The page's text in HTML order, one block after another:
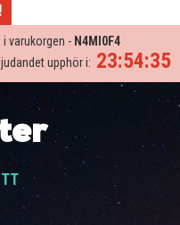
varukorgen - N4MI0F4
23:54:33
upphör i: